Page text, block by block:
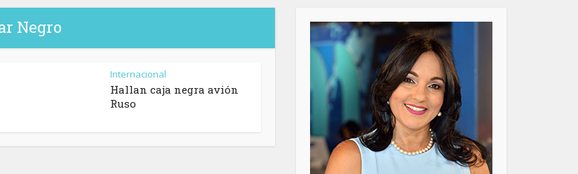
Negro
Internacional
Hallan caja negra avión
Ruso